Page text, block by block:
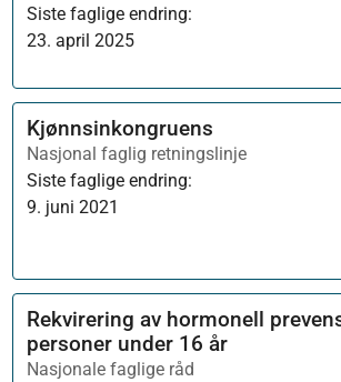
Siste faglige endring:
23. april 2025
Kjønnsinkongruens
Nasjonal faglig retningslinje
Siste faglige endring:
9. juni 2021
Rekvirering av hormonell
personer under 16 år
Nasjonale faglige råd